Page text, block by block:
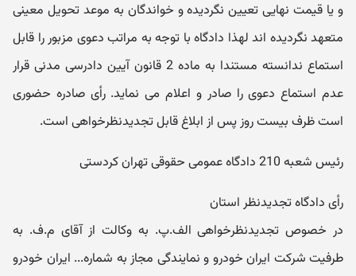
و یا قیمت نهایی تعیین نگردیده و خواندگان به موعد تحویل معینی
متعهد نگردیده اند لهذا دادگاه با توجه به مراتب دعوی مزبور را قابل
استماع ندانسته مستندا به ماده 2 قانون آیین دادرسی مدنی قرار
عدم استماع دعوی را صادر و اعلام می نماید. رأی صادره حضوری
است ظرف بیست روز پس از ابلاغ قابل تجدیدنظرخواهی است.
رئیس شعبه 210 دادگاه عمومی حقوقی تهران کردستی
رأی دادگاه تجدیدنظر استان
در خصوص تجدیدنظرخواهی الف.پ. به وکالت از آقای م.ف. به
طرفیت شرکت ایران خودرو و نمایندگی مجاز به شماره... ایران خودرو